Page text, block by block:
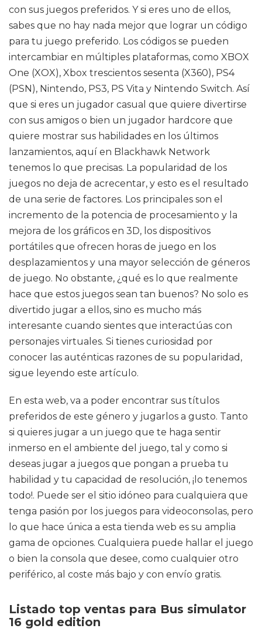
con sus juegos preferidos. Y si eres uno de ellos,
sabes que no hay nada mejor que lograr un código
para tu juego preferido. Los códigos se pueden
intercambiar en múltiples plataformas, como XBOX
One (XOX), Xbox trescientos sesenta (X360), PS4
(PSN), Nintendo, PS3, PS Vita y Nintendo Switch. Así
que si eres un jugador casual que quiere divertirse
con sus amigos o bien un jugador hardcore que
quiere mostrar sus habilidades en los últimos
lanzamientos, aquí en Blackhawk Network
tenemos lo que precisas. La popularidad de los
juegos no deja de acrecentar, y esto es el resultado
de una serie de factores. Los principales son el
incremento de la potencia de procesamiento y la
mejora de los gráficos en 3D, los dispositivos
portátiles que ofrecen horas de juego en los
desplazamientos y una mayor selección de géneros
de juego. No obstante, ¿qué es lo que realmente
hace que estos juegos sean tan buenos? No solo es
divertido jugar a ellos, sino es mucho más
interesante cuando sientes que interactúas con
personajes virtuales. Si tienes curiosidad por
conocer las auténticas razones de su popularidad,
sigue leyendo este artículo.
En esta web, va a poder encontrar sus títulos
preferidos de este género y jugarlos a gusto. Tanto
si quieres jugar a un juego que te haga sentir
inmerso en el ambiente del juego, tal y como si
deseas jugar a juegos que pongan a prueba tu
habilidad y tu capacidad de resolución, ¡lo tenemos
todo!. Puede ser el sitio idóneo para cualquiera que
tenga pasión por los juegos para videoconsolas, pero
lo que hace única a esta tienda web es su amplia
gama de opciones. Cualquiera puede hallar el juego
o bien la consola que desee, como cualquier otro
periférico, al coste más bajo y con envío gratis.
Listado top ventas para Bus simulator
16 gold edition